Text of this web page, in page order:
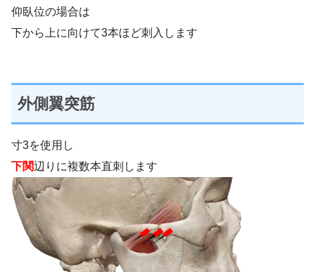
仰臥位の場合は
下から上に向けて3本ほど刺入します
外側翼突筋
寸3を使用し
下関辺りに複数本直刺します